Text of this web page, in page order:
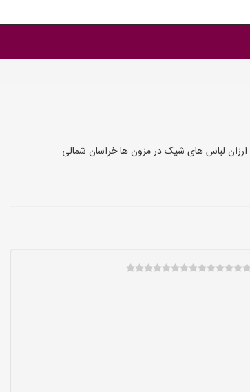
لباس های شیک در مزون ها خراسان شمالی